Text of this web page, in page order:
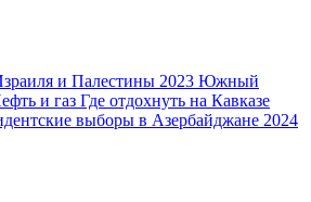
и Палестины 2023 Южный
и газ Где отдохнуть на Кавказе
выборы в Азербайджане 2024